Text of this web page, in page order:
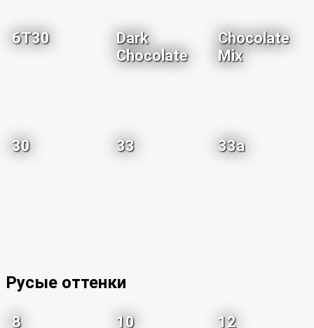
6T30
Dark
Chocolate
Chocolate
Mix
30 33 33a
Русые оттенки
8 10 12